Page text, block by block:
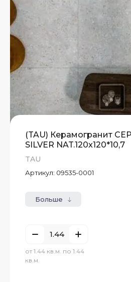
(TAU) Керамогранит
SILVER NAT.120x120*10,7
TAU
Артикул: 09535-0001
Больше
от 1.44 кв.м. по 1.44
кв.м.